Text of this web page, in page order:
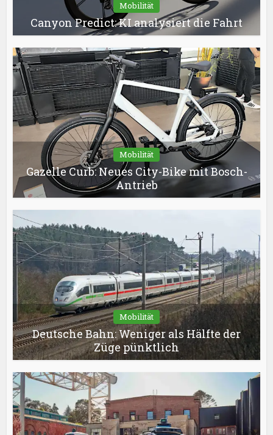
Mobilität
Canyon Predict: KI analysiert die Fahrt
Mobilität
Gazelle Curb: Neues City-Bike mit Bosch-
Antrieb
Mobilität
Deutsche Bahn: Weniger als Hälfte der
Züge pünktlich